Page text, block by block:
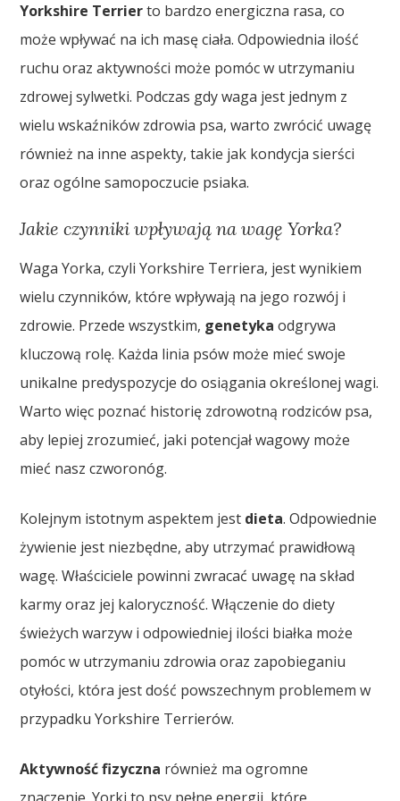
Yorkshire Terrierto bardzo energiczna rasa, co
może wpływać na ich masę ciała. Odpowiednia ilość
ruchu oraz aktywności może pomóc w utrzymaniu
zdrowej sylwetki. Podczas gdy waga jest jednym z
wielu wskaźników zdrowia psa, warto zwrócić uwagę
również na inne aspekty, takie jak kondycja sierści
oraz ogólne samopoczucie psiaka.
Jakie czynniki wpływają na wagę Yorka?
Waga Yorka, czyli Yorkshire Terriera, jest wynikiem
wielu czynników, które wpływają na jego rozwój i
zdrowie. Przede wszystkim, genetyka odgrywa
kluczową rolę. Każda linia psów może mieć swoje
unikalne predyspozycje do osiągania określonej wagi.
Warto więc poznać historię zdrowotną rodziców psa,
aby lepiej zrozumieć, jaki potencjał wagowy może
mieć nasz czworonóg.
Kolejnym istotnym aspektem jest dieta. Odpowiednie
żywienie jest niezbędne, aby utrzymać prawidłową
wagę. Właściciele powinni zwracać uwagę na skład
karmy oraz jej kaloryczność. Włączenie do diety
świeżych warzyw i odpowiedniej ilości białka może
pomóc w utrzymaniu zdrowia oraz zapobieganiu
otyłości, która jest dość powszechnym problemem w
przypadku Yorkshire Terrierów.
Aktywność fizyczna również ma ogromne